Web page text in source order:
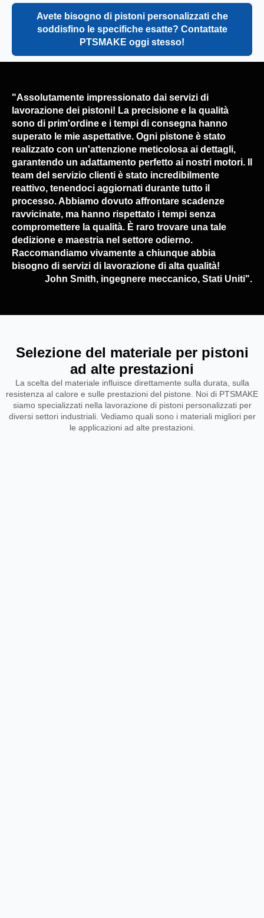
Avete bisogno di pistoni personalizzati che
soddisfino le specifiche esatte? Contattate
PTSMAKE oggi stesso!
"Assolutamente impressionato dai servizi di
lavorazione dei pistoni! La precisione e la qualità
sono di prim'ordine e i tempi di consegna hanno
superato le mie aspettative. Ogni pistone è stato
realizzato con un'attenzione meticolosa ai dettagli,
garantendo un adattamento perfetto ai nostri motori. Il
team del servizio clienti è stato incredibilmente
reattivo, tenendoci aggiornati durante tutto il
processo. Abbiamo dovuto affrontare scadenze
ravvicinate, ma hanno rispettato i tempi senza
compromettere la qualità. È raro trovare una tale
dedizione e maestria nel settore odierno.
Raccomandiamo vivamente a chiunque abbia
bisogno di servizi di lavorazione di alta qualità!
John Smith, ingegnere meccanico, Stati Uniti".
Selezione del materiale per pistoni
ad alte prestazioni
La scelta del materiale influisce direttamente sulla durata, sulla
resistenza al calore e sulle prestazioni del pistone. Noi di PTSMAKE
siamo specializzati nella lavorazione di pistoni personalizzati per
diversi settori industriali. Vediamo quali sono i materiali migliori per
le applicazioni ad alte prestazioni.